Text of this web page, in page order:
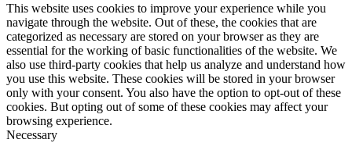
This website uses cookies to improve your experience while you
navigate through the website. Out of these, the cookies that are
categorized as necessary are stored on your browser as they are
essential for the working of basic functionalities of the website. We
also use third-party cookies that help us analyze and understand how
you use this website. These cookies will be stored in your browser
only with your consent. You also have the option to opt-out of these
cookies. But opting out of some of these cookies may affect your
browsing experience.
Necessary